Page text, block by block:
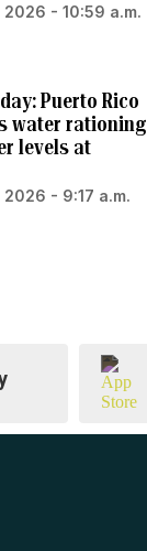
2026 - 10:59 a.m.
Puerto Rico
water rationing
levels at
- 9:17 a.m.